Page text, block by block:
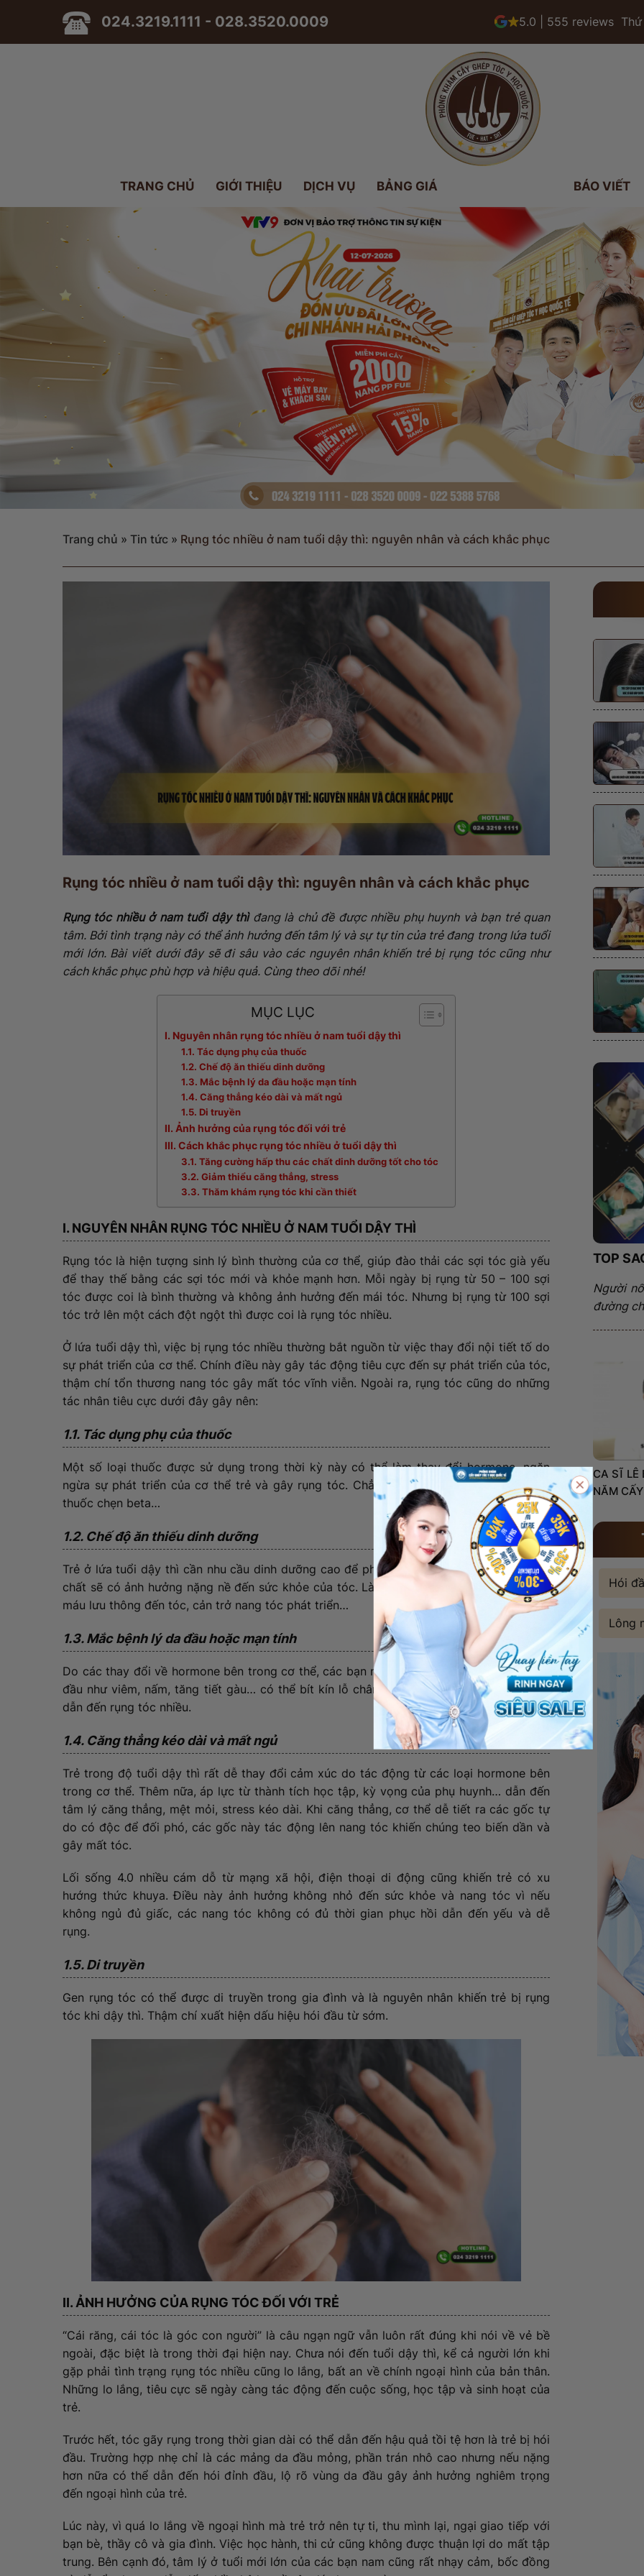
024.3219.1111 - 028.3520.0009 5.0 | 555 reviews
TRANG CHỦ GIỚI THIỆU DỊCH VỤ BẢNG GIÁ BÁO VIẾT
Trang chủ » Tin tức » Rụng tóc nhiều ở nam tuổi dậy thì: nguyên nhân và cách khắc phục
Rụng tóc nhiều ở nam tuổi dậy thì: nguyên nhân và cách khắc phục
Rụng tóc nhiều ở nam tuổi dậy thìđang là chủ đề được nhiều phụ huynh và bạn trẻ quan
tâm. Bởi tình trạng này có thể ảnh hưởng đến tâm lý và sự tự tin của trẻ đang trong lứa tuổi
mới lớn. Bài viết dưới đây sẽ đi sâu vào các nguyên nhân khiến trẻ bị rụng tóc cũng như
cách khắc phục phù hợp và hiệu quả. Cùng theo dõi nhé!
MỤC LỤC
I. Nguyên nhân rụng tóc nhiều ở nam tuổi dậy thì
1.1. Tác dụng phụ của thuốc
1.2. Chế độ ăn thiếu dinh dưỡng
1.3. Mắc bệnh lý da đầu hoặc mạn tính
1.4. Căng thẳng kéo dài và mất ngủ
1.5. Di truyền
II. Ảnh hưởng của rụng tóc đối với trẻ
III. Cách khắc phục rụng tóc nhiều ở tuổi dậy thì
3.1. Tăng cường hấp thu các chất dinh dưỡng tốt cho tóc
3.2. Giảm thiểu căng thẳng, stress
3.3. Thăm khám rụng tóc khi cần thiết
I. NGUYÊN NHÂN RỤNG TÓC NHIỀU Ở NAM TUỔI DẬY THÌ
Rụng tóc là hiện tượng sinh lý bình thường của cơ thể, giúp đào thải các sợi tóc già yếu
để thay thế bằng các sợi tóc mới và khỏe mạnh hơn. Mỗi ngày bị rụng từ 50 – 100 sợi
tóc được coi là bình thường và không ảnh hưởng đến mái tóc. Nhưng bị rụng từ 100 sợi
tóc trở lên một cách đột ngột thì được coi là rụng tóc nhiều.
Ở lứa tuổi dậy thì, việc bị rụng tóc nhiều thường bắt nguồn từ việc thay đổi nội tiết tố do
sự phát triển của cơ thể. Chính điều này gây tác động tiêu cực đến sự phát triển của tóc,
thậm chí tổn thương nang tóc gây mất tóc vĩnh viễn. Ngoài ra, rụng tóc cũng do những
tác nhân tiêu cực dưới đây gây nên:
1.1. Tác dụng phụ của thuốc
Một số loại thuốc được sử dụng trong thời kỳ này có thể làm thay đổi hormone, ngăn
ngừa sự phát triển của cơ thể trẻ và gây rụng tóc. Chẳng hạn như: thuốc chống đông,
thuốc chẹn beta…
1.2. Chế độ ăn thiếu dinh dưỡng
Trẻ ở lứa tuổi dậy thì cần nhu cầu dinh dưỡng cao để phát triển. Chế độ ăn thiếu dưỡng
chất sẽ có ảnh hưởng nặng nề đến sức khỏe của tóc. Làm suy nhược cơ thể, ngăn ngừa
máu lưu thông đến tóc, cản trở nang tóc phát triển…
1.3. Mắc bệnh lý da đầu hoặc mạn tính
Do các thay đổi về hormone bên trong cơ thể, các bạn nam dễ mắc phải các bệnh lý da
đầu như viêm, nấm, tăng tiết gàu… có thể bít kín lỗ chân lông, gây hại đến nang tóc và
dẫn đến rụng tóc nhiều.
1.4. Căng thẳng kéo dài và mất ngủ
Trẻ trong độ tuổi dậy thì rất dễ thay đổi cảm xúc do tác động từ các loại hormone bên
trong cơ thể. Thêm nữa, áp lực từ thành tích học tập, kỳ vọng của phụ huynh… dẫn đến
tâm lý căng thẳng, mệt mỏi, stress kéo dài. Khi căng thẳng, cơ thể dễ tiết ra các gốc tự
do có độc để đối phó, các gốc này tác động lên nang tóc khiến chúng teo biến dần và
gây mất tóc.
Lối sống 4.0 nhiều cám dỗ từ mạng xã hội, điện thoại di động cũng khiến trẻ có xu
hướng thức khuya. Điều này ảnh hưởng không nhỏ đến sức khỏe và nang tóc vì nếu
không ngủ đủ giấc, các nang tóc không có đủ thời gian phục hồi dẫn đến yếu và dễ
rụng.
1.5. Di truyền
Gen rụng tóc có thể được di truyền trong gia đình và là nguyên nhân khiến trẻ bị rụng
tóc khi dậy thì. Thậm chí xuất hiện dấu hiệu hói đầu từ sớm.
II. ẢNH HƯỞNG CỦA RỤNG TÓC ĐỐI VỚI TRẺ
“Cái răng, cái tóc là góc con người” là câu ngạn ngữ vẫn luôn rất đúng khi nói về vẻ bề
ngoài, đặc biệt là trong thời đại hiện nay. Chưa nói đến tuổi dậy thì, kể cả người lớn khi
gặp phải tình trạng rụng tóc nhiều cũng lo lắng, bất an về chính ngoại hình của bản thân.
Những lo lắng, tiêu cực sẽ ngày càng tác động đến cuộc sống, học tập và sinh hoạt của
trẻ.
Trước hết, tóc gãy rụng trong thời gian dài có thể dẫn đến hậu quả tồi tệ hơn là trẻ bị hói
đầu. Trường hợp nhẹ chỉ là các mảng da đầu mỏng, phần trán nhô cao nhưng nếu nặng
hơn nữa có thể dẫn đến hói đỉnh đầu, lộ rõ vùng da đầu gây ảnh hưởng nghiêm trọng
đến ngoại hình của trẻ.
Lúc này, vì quá lo lắng về ngoại hình mà trẻ trở nên tự ti, thu mình lại, ngại giao tiếp với
bạn bè, thầy cô và gia đình. Việc học hành, thi cử cũng không được thuận lợi do mất tập
trung. Bên cạnh đó, tâm lý ở tuổi mới lớn của các bạn nam cũng rất nhạy cảm, bốc đồng
TOP
Người
đường
CA SĨ LÊ
NĂM
Hói
Lông